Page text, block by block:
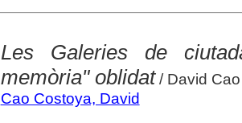
Les Galeries de
memòria" oblidat/ David
Cao Costoya, David